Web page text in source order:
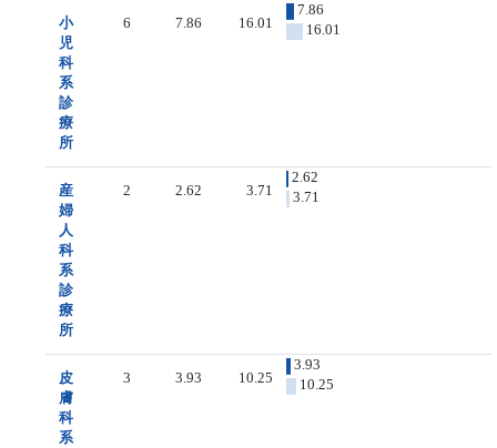
小
児
科
系
診
療
所
6 7.86 16.01
7.86
16.01
産
婦
人
科
系
診
療
所
2 2.62 3.71
2.62
3.71
皮
膚
科
系
3 3.93 10.25
3.93
10.25